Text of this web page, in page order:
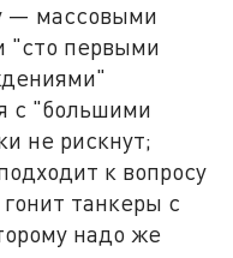
— массовыми
"сто первыми
с "большими
не рискнут;
к вопросу
танкеры с
надо же